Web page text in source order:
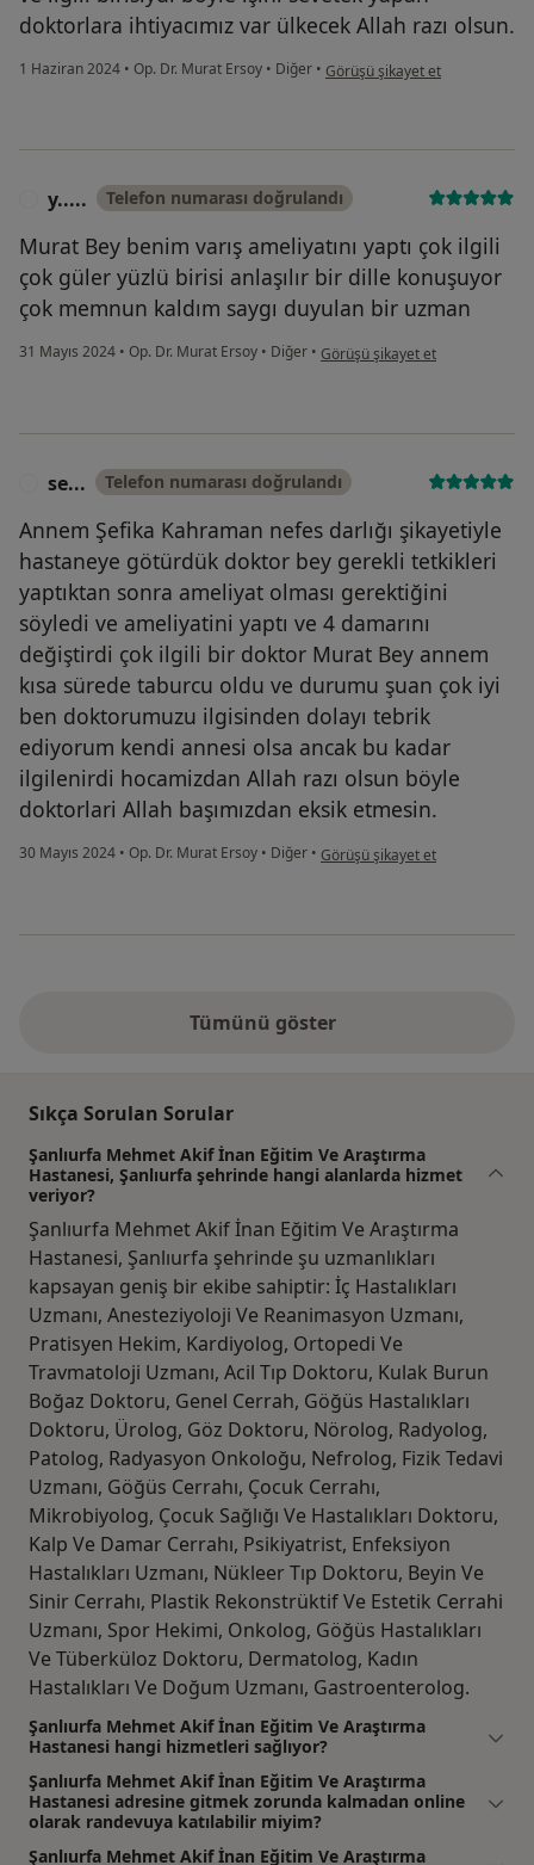
doktorlara ihtiyacımız var ülkecek Allah razı olsun.
1 Haziran 2024 • Op. Dr. Murat Ersoy • Diğer • kullanıcının görüşüne göre v.....
Görüşü şikayet et
y..... Telefon numarası doğrulandı
Murat Bey benim varış ameliyatını yaptı çok ilgili
çok güler yüzlü birisi anlaşılır bir dille konuşuyor
çok memnun kaldım saygı duyulan bir uzman
31 Mayıs 2024 • Op. Dr. Murat Ersoy • Diğer • kullanıcının görüşüne göre y.....
Görüşü şikayet et
se... Telefon numarası doğrulandı
Annem Şefika Kahraman nefes darlığı şikayetiyle
hastaneye götürdük doktor bey gerekli tetkikleri
yaptıktan sonra ameliyat olması gerektiğini
söyledi ve ameliyatini yaptı ve 4 damarını
değiştirdi çok ilgili bir doktor Murat Bey annem
kısa sürede taburcu oldu ve durumu şuan çok iyi
ben doktorumuzu ilgisinden dolayı tebrik
ediyorum kendi annesi olsa ancak bu kadar
ilgilenirdi hocamizdan Allah razı olsun böyle
doktorlari Allah başımızdan eksik etmesin.
30 Mayıs 2024 • Op. Dr. Murat Ersoy • Diğer • kullanıcının görüşüne göre se...
Görüşü şikayet et
Tümünü göster
Sıkça Sorulan Sorular
Şanlıurfa Mehmet Akif İnan Eğitim Ve Araştırma
Hastanesi, Şanlıurfa şehrinde hangi alanlarda hizmet
veriyor?
Şanlıurfa Mehmet Akif İnan Eğitim Ve Araştırma
Hastanesi, Şanlıurfa şehrinde şu uzmanlıkları
kapsayan geniş bir ekibe sahiptir: İç Hastalıkları
Uzmanı, Anesteziyoloji Ve Reanimasyon Uzmanı,
Pratisyen Hekim, Kardiyolog, Ortopedi Ve
Travmatoloji Uzmanı, Acil Tıp Doktoru, Kulak Burun
Boğaz Doktoru, Genel Cerrah, Göğüs Hastalıkları
Doktoru, Ürolog, Göz Doktoru, Nörolog, Radyolog,
Patolog, Radyasyon Onkoloğu, Nefrolog, Fizik Tedavi
Uzmanı, Göğüs Cerrahı, Çocuk Cerrahı,
Mikrobiyolog, Çocuk Sağlığı Ve Hastalıkları Doktoru,
Kalp Ve Damar Cerrahı, Psikiyatrist, Enfeksiyon
Hastalıkları Uzmanı, Nükleer Tıp Doktoru, Beyin Ve
Sinir Cerrahı, Plastik Rekonstrüktif Ve Estetik Cerrahi
Uzmanı, Spor Hekimi, Onkolog, Göğüs Hastalıkları
Ve Tüberküloz Doktoru, Dermatolog, Kadın
Hastalıkları Ve Doğum Uzmanı, Gastroenterolog.
Şanlıurfa Mehmet Akif İnan Eğitim Ve Araştırma
Hastanesi hangi hizmetleri sağlıyor?
Şanlıurfa Mehmet Akif İnan Eğitim Ve Araştırma
Hastanesi adresine gitmek zorunda kalmadan online
olarak randevuya katılabilir miyim?
Şanlıurfa Mehmet Akif İnan Eğitim Ve Araştırma